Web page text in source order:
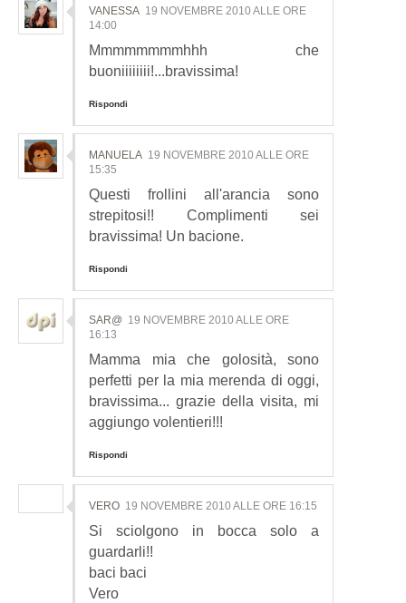
VANESSA 19 NOVEMBRE 2010 ALLE ORE
14:00
Mmmmmmmmhhh che
buoniiiiiiii!...bravissima!
Rispondi
MANUELA 19 NOVEMBRE 2010 ALLE ORE
15:35
Questi frollini all'arancia sono
strepitosi!! Complimenti sei
bravissima! Un bacione.
Rispondi
SAR@ 19 NOVEMBRE 2010 ALLE ORE
16:13
Mamma mia che golosità, sono
perfetti per la mia merenda di oggi,
bravissima... grazie della visita, mi
aggiungo volentieri!!!
Rispondi
VERO 19 NOVEMBRE 2010 ALLE ORE 16:15
Si sciolgono in bocca solo a
guardarli!!
baci baci
Vero